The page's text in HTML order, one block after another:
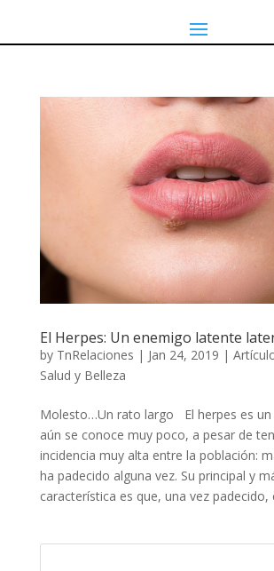
El Herpes: Un enemigo latente
by TnRelaciones | Jan 24, 2019 |
Salud y Belleza
Molesto…Un rato largo El herpes es un
aún se conoce muy poco, a pesar de
incidencia muy alta entre la población:
ha padecido alguna vez. Su principal y
característica es que, una vez padecido,